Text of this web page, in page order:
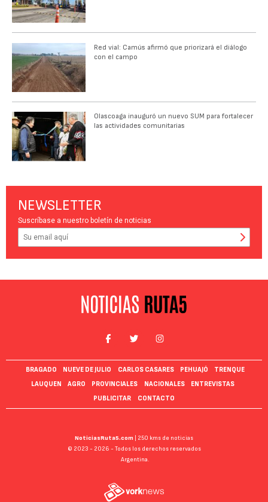
Red vial: Camús afirmó que priorizará el diálogo
con el campo
Olascoaga inauguró un nuevo SUM para fortalecer
las actividades comunitarias
NEWSLETTER
Suscríbase a nuestro boletín de noticias
BRAGADO NUEVE DE JULIO CARLOS CASARES PEHUAJÓ
TRENQUE
LAUQUEN
AGRO PROVINCIALES NACIONALES
ENTREVISTAS
PUBLICITAR
CONTACTO
NoticiasRuta5.com
| 250 kms de noticias
© 2023 - 2026 - Todos los derechos reservados
Argentina.